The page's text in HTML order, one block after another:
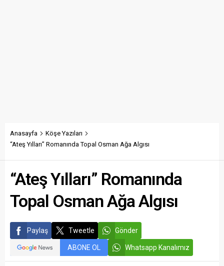
Anasayfa
Köşe Yazıları
“Ateş Yılları” Romanında Topal Osman Ağa Algısı
“Ateş Yılları” Romanında
Topal Osman Ağa Algısı
Paylaş Tweetle Gönder
ABONE OL Whatsapp Kanalımız